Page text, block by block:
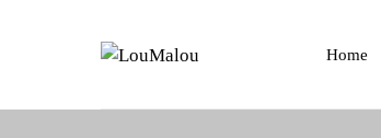
Home